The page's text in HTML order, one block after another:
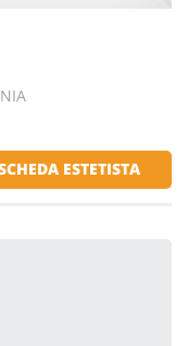
ESTETISTA